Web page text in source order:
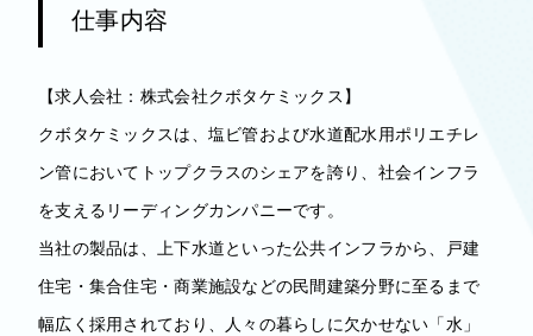
仕事内容
【求人会社：株式会社クボタケミックス】
クボタケミックスは、塩ビ管および水道配水用ポリエチレ
ン管においてトップクラスのシェアを誇り、社会インフラ
を支えるリーディングカンパニーです。
当社の製品は、上下水道といった公共インフラから、戸建
住宅・集合住宅・商業施設などの民間建築分野に至るまで
幅広く採用されており、人々の暮らしに欠かせない「水」